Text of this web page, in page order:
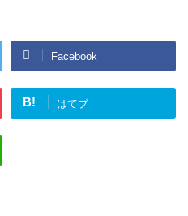
Facebook
B! はてブ